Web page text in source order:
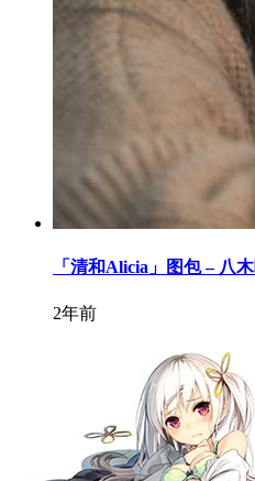
「清和Alicia」图包 – 八
2年前